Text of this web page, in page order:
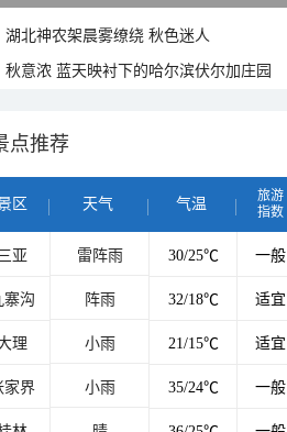
湖北神农架晨雾缭绕 秋色迷人
秋意浓 蓝天映衬下的哈尔滨伏尔加庄园
点推荐
区 天气 气温
旅游
指数
亚 雷阵雨 30/25℃ 一般
寨沟 阵雨 32/18℃ 适宜
理 小雨 21/15℃ 适宜
家界 小雨 35/24℃ 一般